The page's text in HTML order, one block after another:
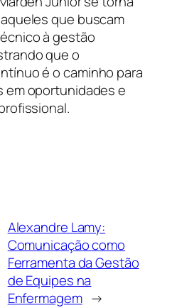
que buscam
à gestão
que o
é o caminho para
em oportunidades e
Alexandre Lamy:
Comunicação como
Ferramenta da Gestão
de Equipes na
Enfermagem →